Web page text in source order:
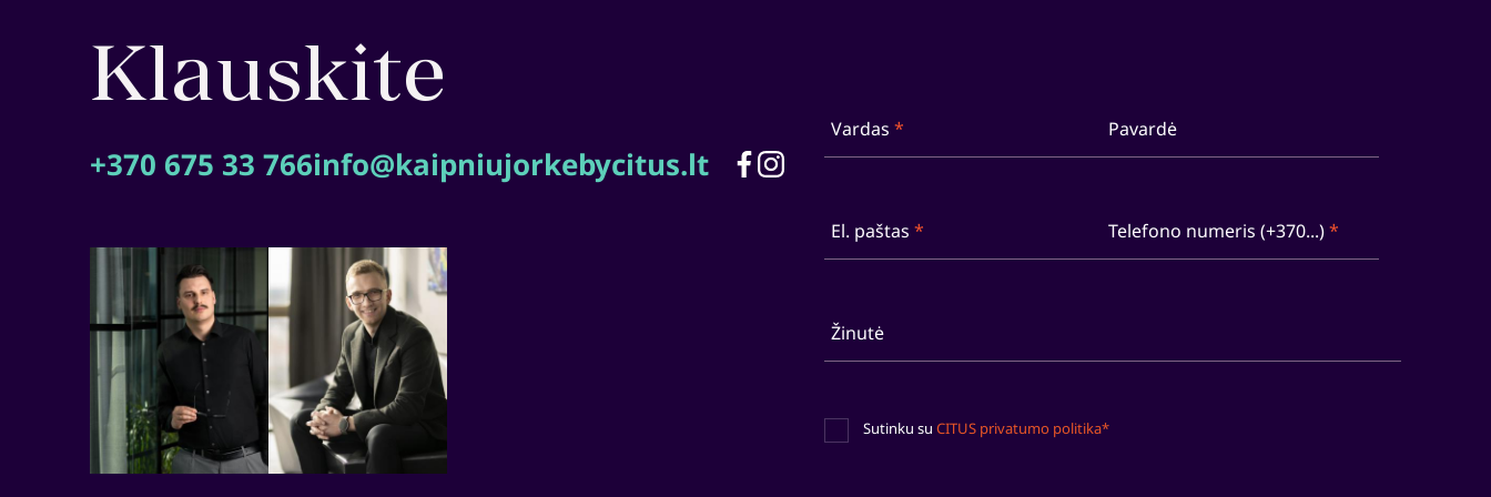
Klauskite
+370 675 33 766info@kaipniujorkebycitus.lt
Vardas * Pavardė
El. paštas * Telefono numeris (+370...)*
Žinutė
Sutinku su CITUS privatumo politika*